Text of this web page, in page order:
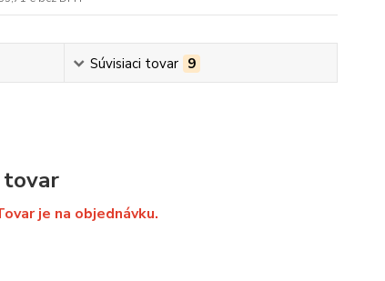
Súvisiaci tovar 9
tovar
je na objednávku.